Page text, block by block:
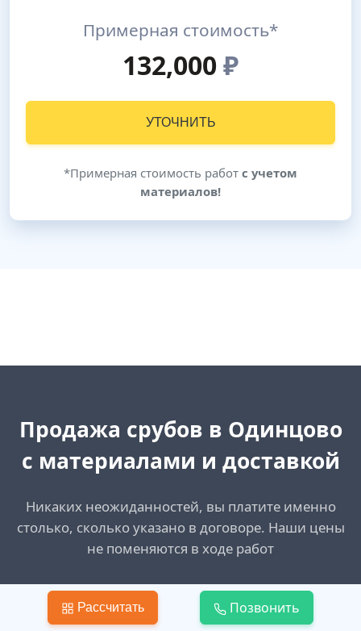
Примерная стоимость*
132,000₽
УТОЧНИТЬ
*Примерная стоимость работ с учетом
материалов!
Продажа срубов в Одинцово
с материалами и доставкой
Никаких неожиданностей, вы платите именно
столько, сколько указано в договоре. Наши цены
не поменяются в ходе работ
Создать запрос
Рассчитать Позвонить